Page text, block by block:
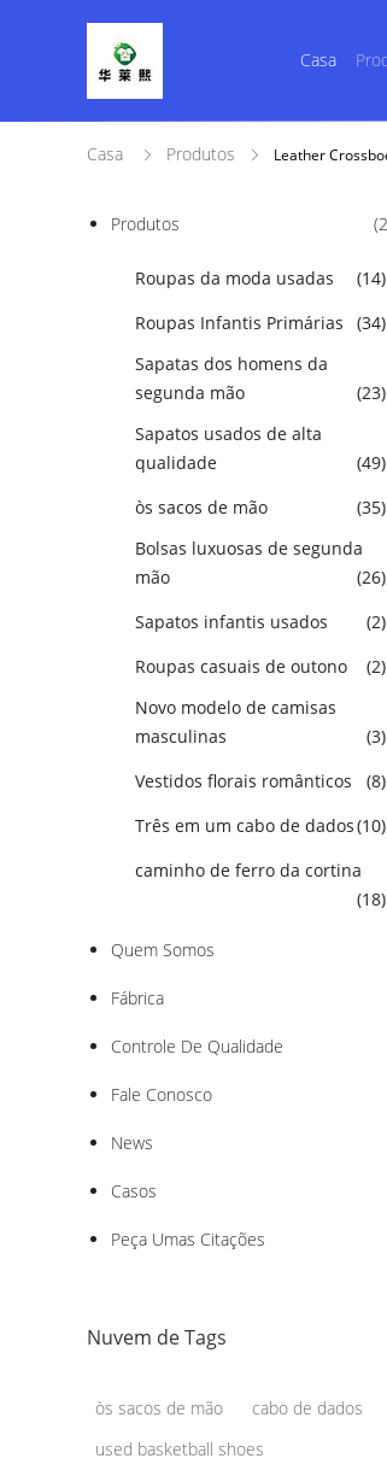
Casa
Casa Produtos Leather
Produtos
Roupas da moda usadas
(14)
Roupas Infantis Primárias
(34)
Sapatas dos homens da
segunda mão
(23)
Sapatos usados ​​de alta
qualidade
(49)
òs sacos de mão
(35)
Bolsas luxuosas de segunda
mão
(26)
Sapatos infantis usados
(2)
Roupas casuais de outono
(2)
Novo modelo de camisas
masculinas
(3)
Vestidos florais românticos
(8)
Três em um cabo de dados(10)
caminho de ferro da cortina
(18)
Quem Somos
Fábrica
Controle De Qualidade
Fale Conosco
News
Casos
Peça Umas Citações
Nuvem de Tags
òs sacos de mão
cabo de dados
used basketball shoes